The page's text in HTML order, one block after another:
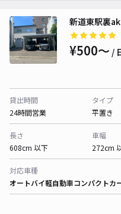
新道東駅裏
¥500〜 /
貸出時間
24時間営業
タイプ
平置き
長さ
608cm 以下
車幅
272cm
対応車種
オートバイ軽自動車コンパクトカ